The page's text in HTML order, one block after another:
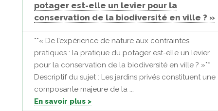
potager est-elle un levier pour la
conservation de la biodiversité en ville ? »
**« De l’expérience de nature aux contraintes
pratiques : la pratique du potager est-elle un levier
pour la conservation de la biodiversité en ville ? »**
Descriptif du sujet : Les jardins privés constituent une
composante majeure de la ...
En savoir plus >